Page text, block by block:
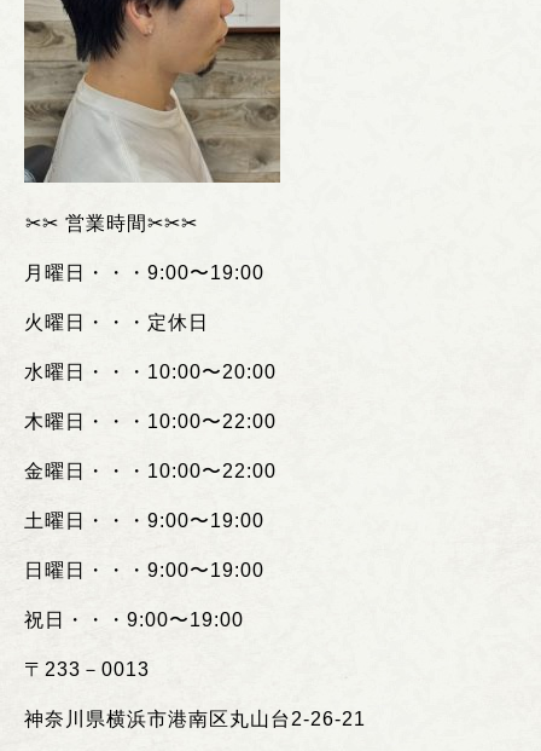
︎✂︎✂︎ 営業時間✂︎✂︎✂︎
月曜日・・・ 9:00〜19:00
火曜日・・・定休日
水曜日・・・ 10:00〜20:00
木曜日・・・ 10:00〜22:00
金曜日・・・ 10:00〜22:00
土曜日・・・ 9:00〜19:00
日曜日・・・ 9:00〜19:00
祝日・・・ 9:00〜19:00
〒 233 － 0013
神奈川県横浜市港南区丸山台 2-26-21